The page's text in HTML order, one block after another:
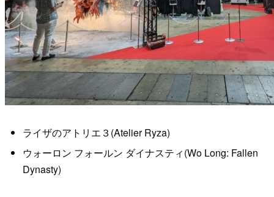
ライザのアトリエ３(Atelier Ryza)
ウォーロン フォールン ダイナスティ(Wo Long: Fallen
Dynasty)